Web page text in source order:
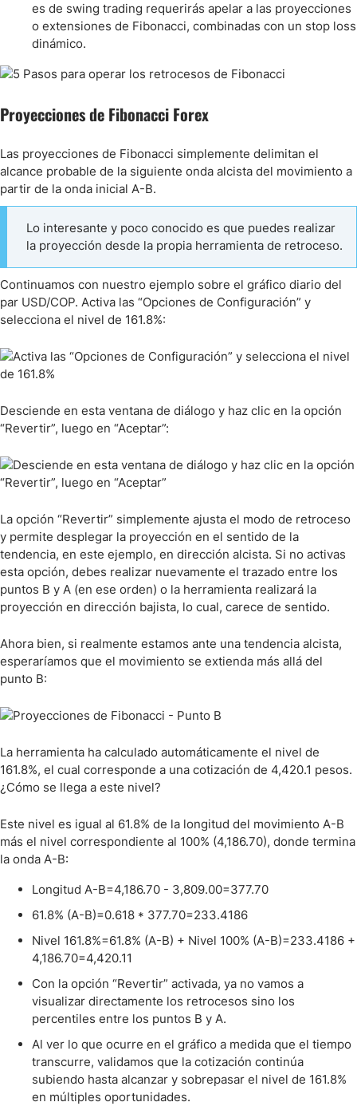
es de swing trading requerirás apelar a las proyecciones
o extensiones de Fibonacci, combinadas con un stop loss
dinámico.
Proyecciones de Fibonacci Forex
Las proyecciones de Fibonacci simplemente delimitan el
alcance probable de la siguiente onda alcista del movimiento a
partir de la onda inicial A-B.
Lo interesante y poco conocido es que puedes realizar
la proyección desde la propia herramienta de retroceso.
Continuamos con nuestro ejemplo sobre el gráfico diario del
par USD/COP. Activa las “Opciones de Configuración” y
selecciona el nivel de 161.8%:
Desciende en esta ventana de diálogo y haz clic en la opción
“Revertir”, luego en “Aceptar”:
La opción “Revertir” simplemente ajusta el modo de retroceso
y permite desplegar la proyección en el sentido de la
tendencia, en este ejemplo, en dirección alcista. Si no activas
esta opción, debes realizar nuevamente el trazado entre los
puntos B y A (en ese orden) o la herramienta realizará la
proyección en dirección bajista, lo cual, carece de sentido.
Ahora bien, si realmente estamos ante una tendencia alcista,
esperaríamos que el movimiento se extienda más allá del
punto B:
La herramienta ha calculado automáticamente el nivel de
161.8%, el cual corresponde a una cotización de 4,420.1 pesos.
¿Cómo se llega a este nivel?
Este nivel es igual al 61.8% de la longitud del movimiento A-B
más el nivel correspondiente al 100% (4,186.70), donde termina
la onda A-B:
Longitud A-B=4,186.70 - 3,809.00=377.70
61.8% (A-B)=0.618 * 377.70=233.4186
Nivel 161.8%=61.8% (A-B) + Nivel 100% (A-B)=233.4186 +
4,186.70=4,420.11
Con la opción “Revertir” activada, ya no vamos a
visualizar directamente los retrocesos sino los
percentiles entre los puntos B y A.
Al ver lo que ocurre en el gráfico a medida que el tiempo
transcurre, validamos que la cotización continúa
subiendo hasta alcanzar y sobrepasar el nivel de 161.8%
en múltiples oportunidades.